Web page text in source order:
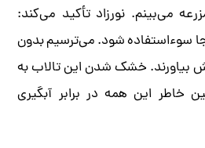
می‌بینم. نورزاد تأکید می‌کند:
سوءاستفاده شود. می‌ترسیم بدون
بیاورند. خشک شدن این تالاب به
این همه در برابر آبگیری